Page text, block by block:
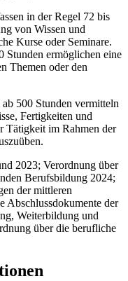
in der Regel 72 bis
von Wissen und
Kurse oder Seminare.
Stunden ermöglichen eine
Themen oder den
500 Stunden vermitteln
Fertigkeiten und
Tätigkeit im Rahmen der
2023; Verordnung über
Berufsbildung 2024;
der mittleren
Abschlussdokumente der
Weiterbildung und
über die berufliche